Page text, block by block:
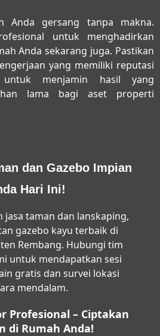
Anda gersang tanpa makna.
untuk menghadirkan
Anda sekarang juga. Pastikan
yang memiliki reputasi
menjamin hasil yang
lama bagi aset properti
dan Gazebo Impian
Hari Ini!
jasa taman dan lanskaping,
gazebo kayu terbaik di
Rembang. Hubungi tim
untuk mendapatkan sesi
gratis dan survei lokasi
mendalam.
Profesional – Ciptakan
di Rumah Anda!